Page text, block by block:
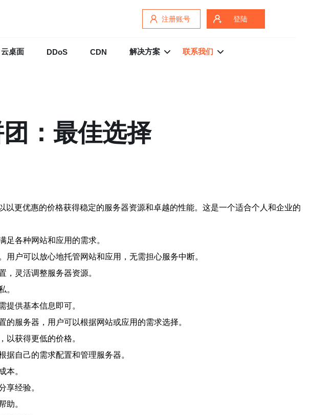
注册账号 登陆
云桌面 DDoS CDN 解决方案 联系我们
：最佳选择
更优惠的价格获得稳定的服务器资源和卓越的性能。这是一个适合个人和企业的
各种网站和应用的需求。
户可以放心地托管网站和应用，无需担心服务中断。
灵活调整服务器资源。
。
提供基本信息即可。
服务器，用户可以根据网站或应用的需求选择。
以获得更低的价格。
自己的需求配置和管理服务器。
本。
享经验。
助。